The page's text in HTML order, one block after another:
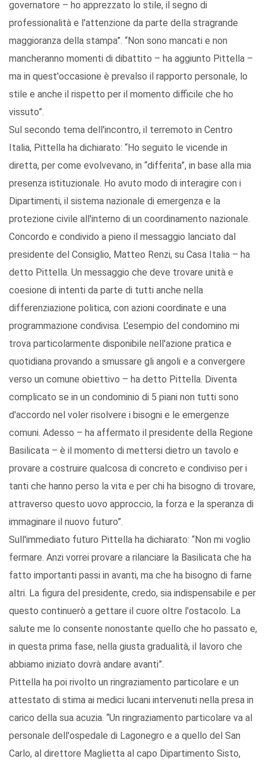
governatore – ho apprezzato lo stile, il segno di
professionalità e l'attenzione da parte della stragrande
maggioranza della stampa”. “Non sono mancati e non
mancheranno momenti di dibattito – ha aggiunto Pittella –
ma in quest'occasione è prevalso il rapporto personale, lo
stile e anche il rispetto per il momento difficile che ho
vissuto”.
Sul secondo tema dell'incontro, il terremoto in Centro
Italia, Pittella ha dichiarato: “Ho seguito le vicende in
diretta, per come evolvevano, in “differita”, in base alla mia
presenza istituzionale. Ho avuto modo di interagire con i
Dipartimenti, il sistema nazionale di emergenza e la
protezione civile all'interno di un coordinamento nazionale.
Concordo e condivido a pieno il messaggio lanciato dal
presidente del Consiglio, Matteo Renzi, su Casa Italia – ha
detto Pittella. Un messaggio che deve trovare unità e
coesione di intenti da parte di tutti anche nella
differenziazione politica, con azioni coordinate e una
programmazione condivisa. L'esempio del condomino mi
trova particolarmente disponibile nell'azione pratica e
quotidiana provando a smussare gli angoli e a convergere
verso un comune obiettivo – ha detto Pittella. Diventa
complicato se in un condominio di 5 piani non tutti sono
d'accordo nel voler risolvere i bisogni e le emergenze
comuni. Adesso – ha affermato il presidente della Regione
Basilicata – è il momento di mettersi dietro un tavolo e
provare a costruire qualcosa di concreto e condiviso per i
tanti che hanno perso la vita e per chi ha bisogno di trovare,
attraverso questo uovo approccio, la forza e la speranza di
immaginare il nuovo futuro”.
Sull'immediato futuro Pittella ha dichiarato: “Non mi voglio
fermare. Anzi vorrei provare a rilanciare la Basilicata che ha
fatto importanti passi in avanti, ma che ha bisogno di farne
altri. La figura del presidente, credo, sia indispensabile e per
questo continuerò a gettare il cuore oltre l'ostacolo. La
salute me lo consente nonostante quello che ho passato e,
in questa prima fase, nella giusta gradualità, il lavoro che
abbiamo iniziato dovrà andare avanti”.
Pittella ha poi rivolto un ringraziamento particolare e un
attestato di stima ai medici lucani intervenuti nella presa in
carico della sua acuzia. “Un ringraziamento particolare va al
personale dell'ospedale di Lagonegro e a quello del San
Carlo, al direttore Maglietta al capo Dipartimento Sisto,